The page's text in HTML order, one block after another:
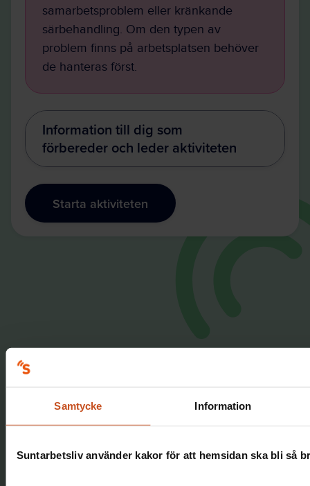
Samtycke Information
Suntarbetsliv använder kakor för att hemsidan ska bli så
samarbetsproblem eller kränkande
särbehandling. Om den typen av
problem finns på arbetsplatsen behöver
de hanteras först.
Information till dig som
förbereder och leder aktiviteten
Starta aktiviteten